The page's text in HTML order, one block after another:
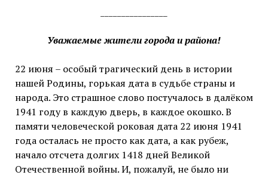
Уважаемые жители города и района!
22 июня – особый трагический день в истории
нашей Родины, горькая дата в судьбе страны и
народа. Это страшное слово постучалось в далёком
1941 году в каждую дверь, в каждое окошко. В
памяти человеческой роковая дата 22 июня 1941
года осталась не просто как дата, а как рубеж,
начало отсчета долгих 1418 дней Великой
Отечественной войны. И, пожалуй, не было ни